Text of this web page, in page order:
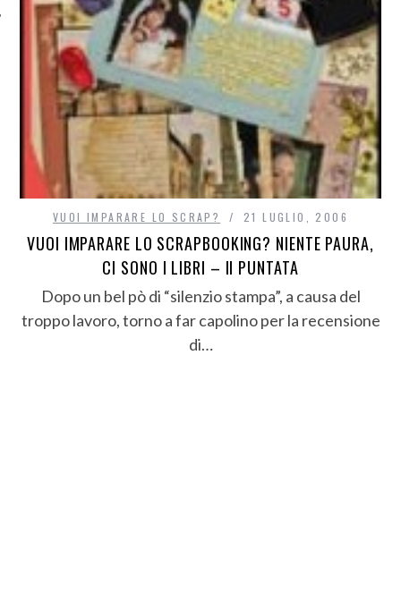
VUOI IMPARARE LO SCRAP? 21 LUGLIO, 2006
VUOI IMPARARE LO SCRAPBOOKING? NIENTE PAURA,
CI SONO I LIBRI – II PUNTATA
Dopo un bel pò di “silenzio stampa”, a causa del
troppo lavoro, torno a far capolino per la recensione
di…